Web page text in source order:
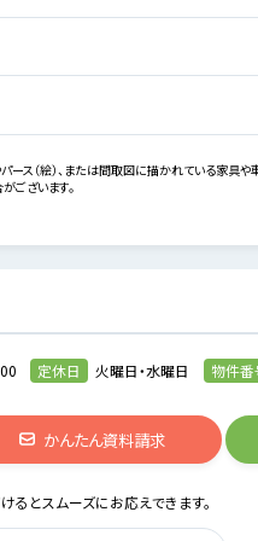
（絵）、または間取図に描かれている家具や
ございます。
定休日 火曜日・水曜日 物件番
かんたん資料請求
とスムーズにお応えできます。